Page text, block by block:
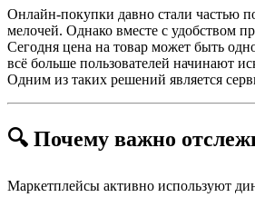
Онлайн-покупки давно стали частью
мелочей. Однако вместе с удобством
Сегодня цена на товар может быть
всё больше пользователей начинают
Одним из таких решений является
🔍 Почему важно
Маркетплейсы активно используют